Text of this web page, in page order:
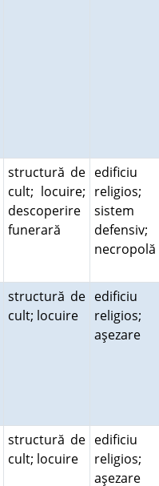
structură de
cult; locuire;
descoperire
funerară
edificiu
religios;
sistem
defensiv;
structură de
cult; locuire
edificiu
religios;
aşezare
structură de
cult; locuire
edificiu
religios;
aşezare